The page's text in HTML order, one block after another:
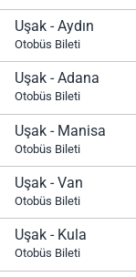
Uşak - Aydın
Otobüs Bileti
Uşak - Adana
Otobüs Bileti
Uşak - Manisa
Otobüs Bileti
Uşak - Van
Otobüs Bileti
Uşak - Kula
Otobüs Bileti